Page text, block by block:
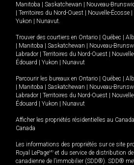
Manitoba | Saskatchewan | Nouveau-
| Territoires du Nord-Ouest | Nouvelle-Écosse |
Yukon | Nunavut
Trouver des courtiers en Ontario | Québec |
| Manitoba | Saskatchewan | Nouveau-
Labrador | Territoires du Nord-Ouest |
Édouard | Yukon | Nunavut
Parcourir les bureaux en Ontario | Québec |
| Manitoba | Saskatchewan | Nouveau-
Labrador | Territoires du Nord-Ouest |
Édouard | Yukon | Nunavut
Afficher les propriétés résidentielles au Canada
Canada
Les informations des propriétés sur ce site
Royal LePageMD et du service de distribution
canadienne de l’immobilier (SDD®). SDD®